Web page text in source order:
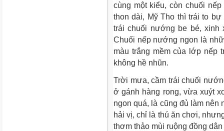
cùng một kiểu, còn chuối
thon dài, Mỹ Tho thì trái to
trái chuối nướng be bé, xinh
Chuối nếp nướng ngon là
màu trắng mềm của lớp nếp
không hề nhũn.
Trời mưa, cầm trái chuối
ở gánh hàng rong, vừa xuýt
ngon quá, là cũng đủ làm
hải vị, chỉ là thú ăn chơi,
thơm thảo mùi ruộng đồng dân